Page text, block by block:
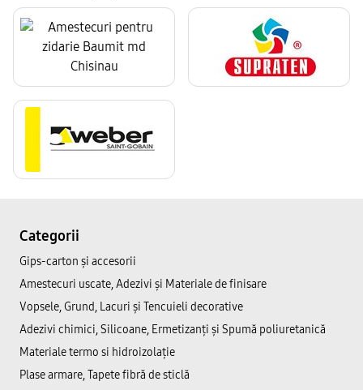
Categorii
Gips-carton și accesorii
Amestecuri uscate, Adezivi şi Materiale de finisare
Vopsele, Grund, Lacuri și Tencuieli decorative
Adezivi chimici, Silicoane, Ermetizanți și Spumă poliuretanică
Materiale termo si hidroizolație
Plase armare, Tapete fibră de sticlă